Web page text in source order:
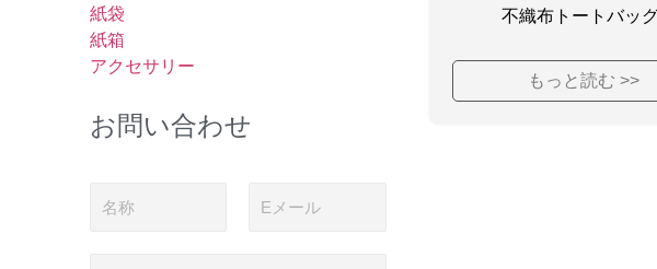
紙袋
紙箱
アクセサリー
お問い合わせ
称
子
不織布トートバッ
もっと読む >>